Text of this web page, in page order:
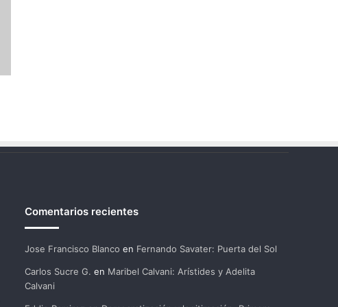
Comentarios recientes
Jose Francisco Blanco en Fernando Savater: Puerta del Sol
Carlos Sucre G. en Maribel Calvani: Arístides y Adelita
Calvani